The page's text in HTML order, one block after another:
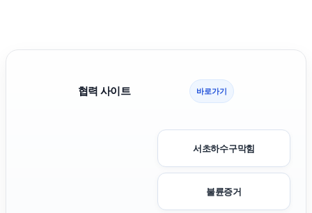
협력 사이트 바로가기
서초하수구막힘
불륜증거